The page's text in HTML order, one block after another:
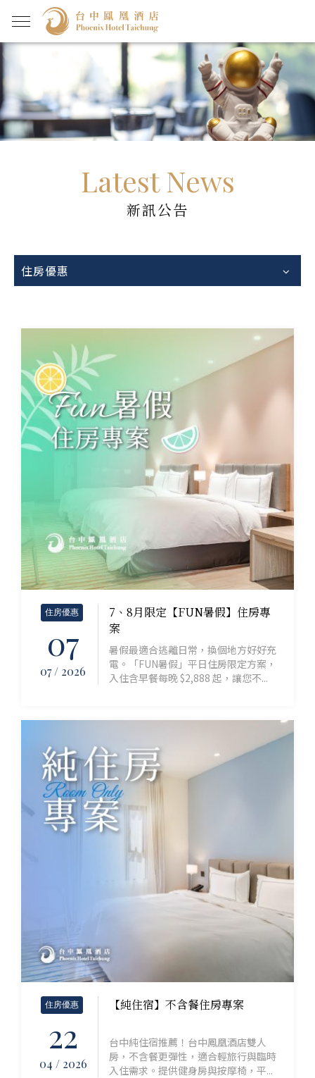
Latest News
新訊公告
住房優惠
住房優惠
07
07 / 2026
7、8月限定【FUN暑假】住房專
案
暑假最適合逃離日常，換個地方好好充
電。「FUN暑假」平日住房限定方案，
入住含早餐每晚 $2,888 起，讓您不...
住房優惠
22
04 / 2026
【純住宿】不含餐住房專案
台中純住宿推薦！台中鳳凰酒店雙人
房，不含餐更彈性，適合輕旅行與臨時
入住需求。提供健身房與按摩椅，平...